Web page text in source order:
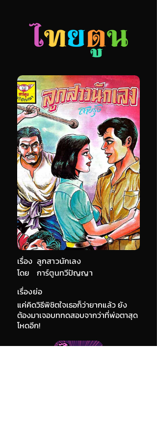
เรื่อง ลูกสาวนักเลง
การ์ตูนทวีปัญญา
โดย
เรื่องย่อ
แค่คิดวิธีพิชิตใจเธอก็ว่ายากแล้ว ยัง
ต้องมาเจอบททดสอบจากว่าที่พ่อตาสุด
โหดอีก!